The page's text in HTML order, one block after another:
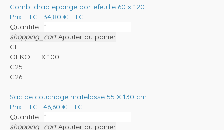
Combi drap éponge portefeuille 60 x 120...
Prix TTC : 34,80 € TTC
Quantité :
shopping_cart Ajouter au panier
CE
OEKO-TEX 100
C25
C26
Sac de couchage matelassé 55 X 130 cm -...
Prix TTC : 46,60 € TTC
Quantité :
shopping_cart Ajouter au panier